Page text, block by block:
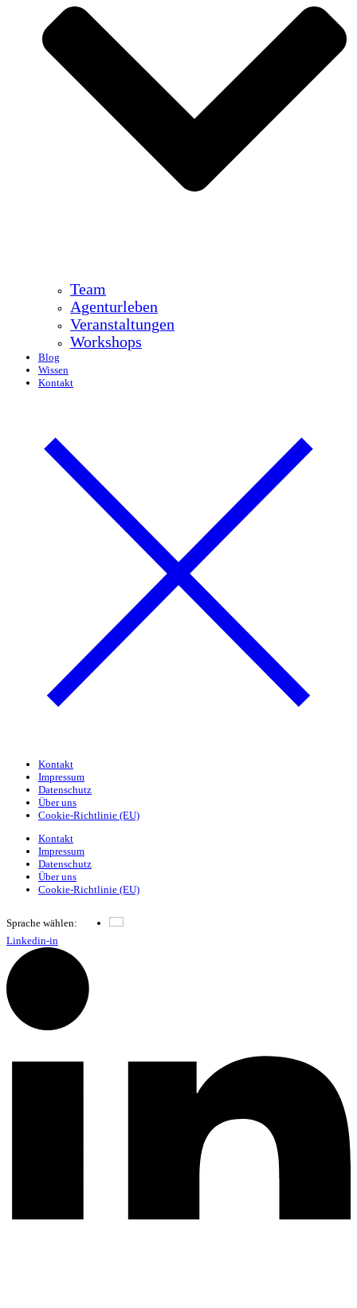
Team
Agenturleben
Veranstaltungen
Workshops
Blog
Wissen
Kontakt
Kontakt
Impressum
Datenschutz
Über uns
Cookie-Richtlinie (EU)
Kontakt
Impressum
Datenschutz
Über uns
Cookie-Richtlinie (EU)
Sprache wählen:
Linkedin-in